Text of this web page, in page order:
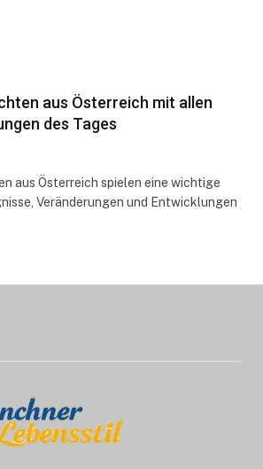
aus Österreich mit allen
des Tages
aus Österreich spielen eine wichtige
Veränderungen und Entwicklungen